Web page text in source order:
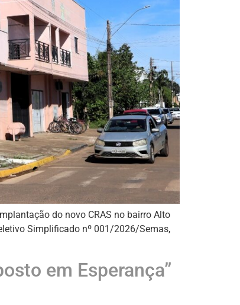
do novo CRAS no bairro Alto
Simplificado nº 001/2026/Semas,
em Esperança”